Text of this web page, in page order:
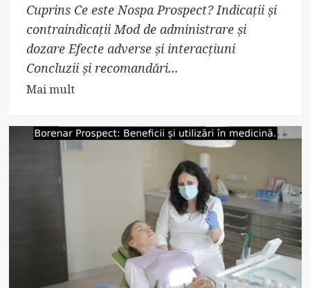
Cuprins Ce este Nospa Prospect? Indicații și
contraindicații Mod de administrare și
dozare Efecte adverse și interacțiuni
Concluzii și recomandări...
Mai multRead
about
Nospa
tratamentul
durerilor
și